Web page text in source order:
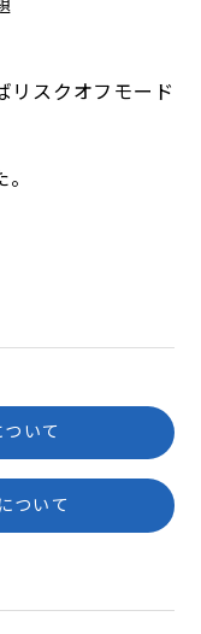
リスクオフモード
いて
ついて